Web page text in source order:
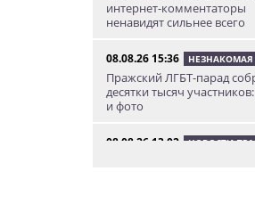
интернет-комментаторы
ненавидят сильнее всего
08.08.26 15:36 НЕЗНАКОМАЯ
Пражский ЛГБТ-парад
десятки тысяч
и фото
08.08.26 13:02 НОВОСТИ